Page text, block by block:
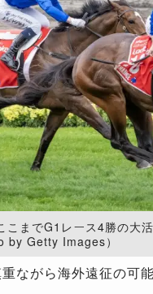
こまでG1レース4勝の大
by Getty Images）
ながら海外遠征の可